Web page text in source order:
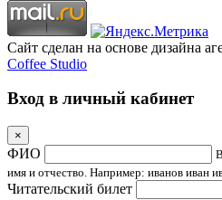
Сайт сделан на основе дизайна
Coffee Studio
Вход в личный кабинет
×
ФИО
имя и отчество. Например: иванов иван
Читательский билет